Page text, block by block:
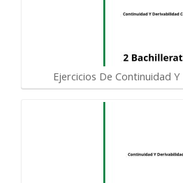
Ejercicios De Continuidad